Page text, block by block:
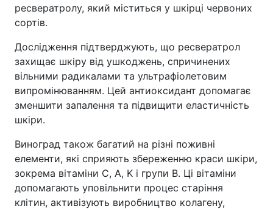
ресвератролу, який міститься у шкірці червоних
сортів.
Дослідження підтверджують, що ресвератрол
захищає шкіру від ушкоджень, спричинених
вільними радикалами та ультрафіолетовим
випромінюванням. Цей антиоксидант допомагає
зменшити запалення та підвищити еластичність
шкіри.
Виноград також багатий на різні поживні
елементи, які сприяють збереженню краси шкіри,
зокрема вітаміни C, A, K і групи B. Ці вітаміни
допомагають уповільнити процес старіння
клітин, активізують виробництво колагену,